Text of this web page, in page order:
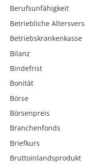
Berufsunfähigkeit
Betriebliche
Betriebskrankenkasse
Bilanz
Bindefrist
Bonität
Börse
Börsenpreis
Branchenfonds
Briefkurs
Bruttoinlandsprodukt